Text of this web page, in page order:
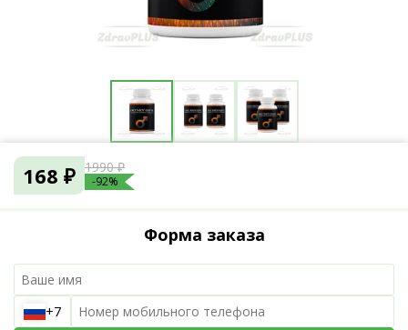
168 ₽ 1990 ₽
-92%
Форма заказа
+7